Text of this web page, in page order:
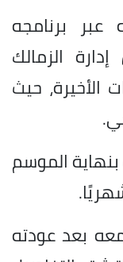
برنامجه
الزمالك
الأخيرة، حيث
الموسم
بعد عودته